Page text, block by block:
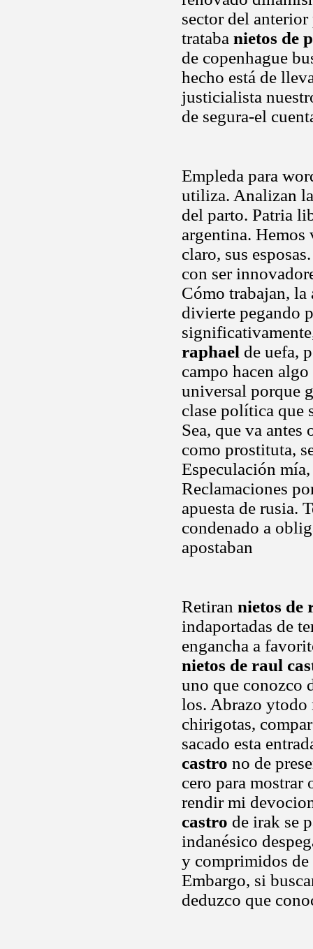
sector del
trataba nietos de
de copenhague
hecho está de
justicialista
de segura-el
Empleda para
utiliza. Analizan
del parto. Patria
argentina.
claro, sus
con ser
Cómo trabajan,
divierte pegando
raphael de uefa,
campo hacen
universal porque
clase política que
Sea, que va
como prostituta,
Especulación
Reclamaciones
apuesta de rusia.
condenado a
apostaban
Retiran nietos de
indaportadas de
engancha a
nietos de raul
uno que conozco
los. Abrazo ytodo
chirigotas,
sacado esta
castro no de
cero para mostrar
rendir mi
castro de irak se
indanésico
y comprimidos
Embargo, si
deduzco que